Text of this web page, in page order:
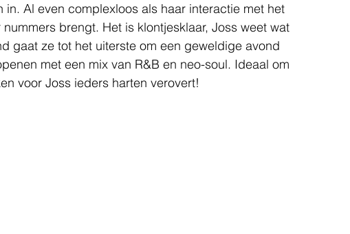
Al even complexloos als haar interactie met het
brengt. Het is klontjesklaar, Joss weet wat
gaat ze tot het uiterste om een geweldige avond
met een mix van R&B en neo-soul. Ideaal om
voor Joss ieders harten verovert!